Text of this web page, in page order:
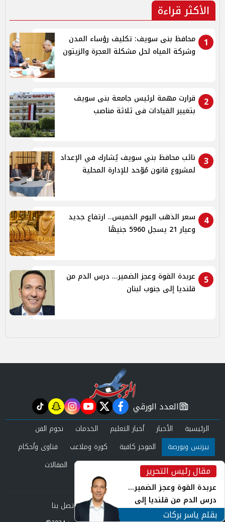
الأكثر قراءة
1
محافظ بنى سويف: تكليف رؤساء المدن
وشركة المياه لحل مشكلة العجرة والزيتون
2
قرارت مهمة لرئيس جامعة بنى سويف
بتغيير القيادات فى ثلاثة مناصب
3
نائب محافظ بني سويف يُشارك في الإعداد
لمشروع قانون مُوّحد للإدارة المحلية
4
سعر الذهب اليوم الخميس.. ارتفاع جديد
وعيار 21 يسجل 5960 جنيهًا
5
عربدة القوة وعجز الضمير... درس الدم من
قلنديا إلى جنوب لبنان
مقال رئيس التحرير
عربدة القوة وعجز الضمير...
درس الدم من قلنديا إلى
جنوب لبنان
بقلم ياسر بركات
newspaper
العدد الورقي facebook
twitter
youtube
instagram
snapchat
tiktok
الرئيسية الأخبار أخبار التعليم الخدمات
نجوم الفن
بيزنس وبورصة
الموجز كافية كورة وملاعب
فتاوى وأحكام
صحة وجمال
عرب وعالم حوادث ومحاكم
المقالات
العدد الورقي
من نحن
سياسة الخصوصية اتصل بنا